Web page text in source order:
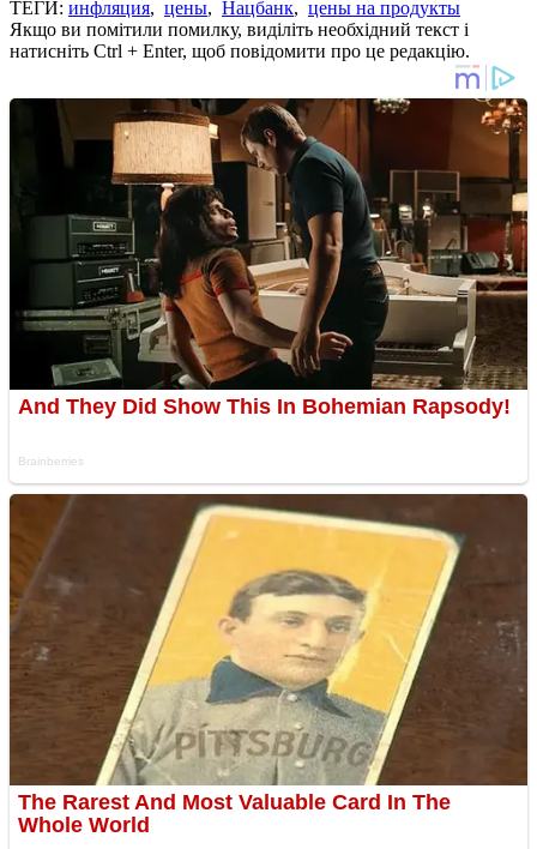
ТЕГИ: инфляция, цены, Нацбанк, цены на продукты
Якщо ви помітили помилку, виділіть необхідний текст і
натисніть Ctrl + Enter, щоб повідомити про це редакцію.